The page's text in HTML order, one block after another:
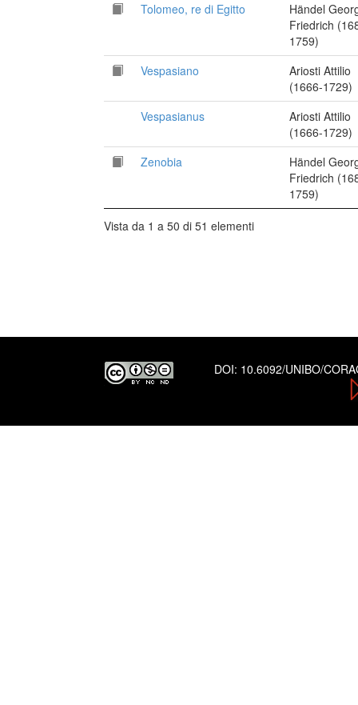
Tolomeo, re di Egitto
Händel
Friedrich
1759)
Vespasiano
Ariosti Attilio
(1666-1729)
Vespasianus
Ariosti Attilio
(1666-1729)
Zenobia
Händel
Friedrich
1759)
Vista da 1 a 50 di 51 elementi
DOI: 10.6092/UNIBO/